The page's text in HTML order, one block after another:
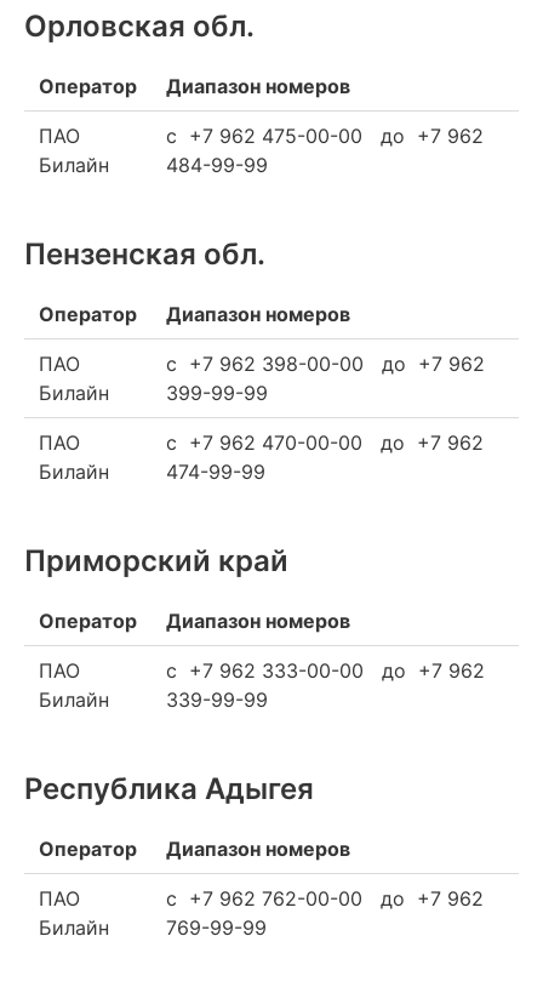
Орловская обл.
Оператор Диапазон номеров
ПАО
Билайн
c +7 962 475-00-00 до +7 962
484-99-99
Пензенская обл.
Оператор Диапазон номеров
ПАО
Билайн
c +7 962 398-00-00 до +7 962
399-99-99
ПАО
Билайн
c +7 962 470-00-00 до +7 962
474-99-99
Приморский край
Оператор Диапазон номеров
ПАО
Билайн
c +7 962 333-00-00 до +7 962
339-99-99
Республика Адыгея
Оператор Диапазон номеров
ПАО
Билайн
c +7 962 762-00-00 до +7 962
769-99-99